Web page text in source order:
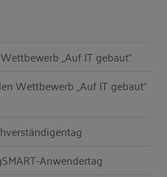
„Auf IT gebaut“
Wettbewerb „Auf IT gebaut“
Anwendertag